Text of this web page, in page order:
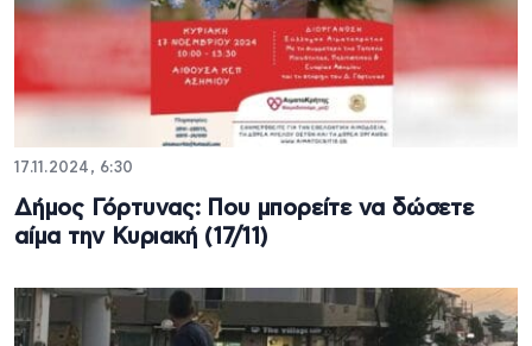
17.11.2024, 6:30
Δήμος Γόρτυνας: Που μπορείτε να δώσετε
αίμα την Κυριακή (17/11)